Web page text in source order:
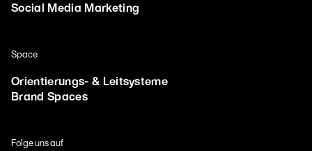
Social Media Marketing
Space
Orientierungs- & Leitsysteme
Brand Spaces
Folge uns auf